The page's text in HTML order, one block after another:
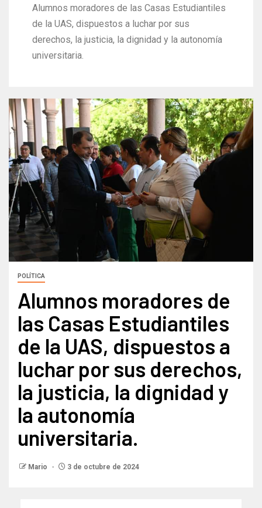
Alumnos moradores de las Casas Estudiantiles
de la UAS, dispuestos a luchar por sus
derechos, la justicia, la dignidad y la autonomía
universitaria.
POLÍTICA
Alumnos moradores de
las Casas Estudiantiles
de la UAS, dispuestos a
luchar por sus derechos,
la justicia, la dignidad y
la autonomía
universitaria.
Mario 3 de octubre de 2024